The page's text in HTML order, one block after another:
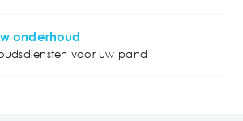
onderhoud
voor uw pand